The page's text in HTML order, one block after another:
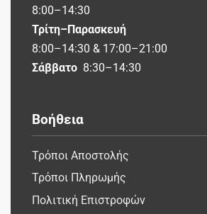
8:00–14:30
Τρίτη–Παρασκευή
8:00–14:30 & 17:00–21:00
Σάββατο 8:30–14:30
Βοήθεια
Τρόποι Αποστολής
Τρόποι Πληρωμής
Πολιτική Επιστροφών